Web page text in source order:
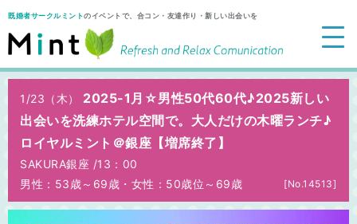
既婚者サークルミントのイベントで、合コン・友達作り・新しい出会いを
1/23（木）
2025-1月☆男性50代60代♪2025新しい
出会いを洗練ホテル空間で。大人だけの木曜ランチ♪
ロイヤルミント＠銀座【増席終了】
SAKURA銀座 /13：00
男性：53歳～69歳 ・ 女性：50歳位～69歳 [No.14513]